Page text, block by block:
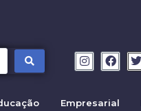
Empresarial